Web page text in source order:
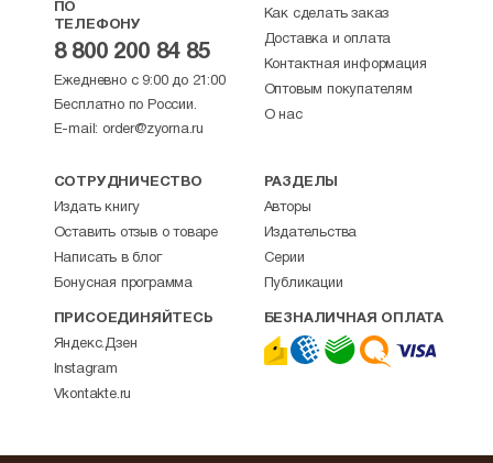
ПО
ТЕЛЕФОНУ
8 800 200 84 85
Ежедневно с 9:00 до 21:00
Бесплатно по России.
E-mail: order@zyorna.ru
Как сделать заказ
Доставка и оплата
Контактная информация
Оптовым покупателям
О нас
СОТРУДНИЧЕСТВО
Издать книгу
Оставить отзыв о товаре
Написать в блог
Бонусная программа
РАЗДЕЛЫ
Авторы
Издательства
Серии
Публикации
ПРИСОЕДИНЯЙТЕСЬ
Яндекс.Дзен
Instagram
Vkontakte.ru
БЕЗНАЛИЧНАЯ ОПЛАТА